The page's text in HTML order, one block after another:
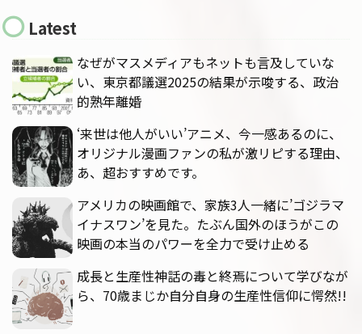
Latest
なぜがマスメディアもネットも言及していな
い、東京都議選2025の結果が示唆する、政治
的熟年離婚
‘来世は他人がいい’アニメ、今一感あるのに、
オリジナル漫画ファンの私が激リピする理由、
あ、超おすすめです。
アメリカの映画館で、家族3人一緒に’ゴジラマ
イナスワン’を見た。たぶん国外のほうがこの
映画の本当のパワーを全力で受け止める
成長と生産性神話の毒と終焉について学びなが
ら、70歳まじか自分自身の生産性信仰に愕然!!